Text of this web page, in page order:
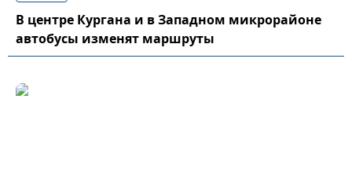
В центре Кургана и в Западном микрорайоне
автобусы изменят маршруты